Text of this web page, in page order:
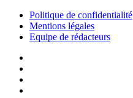
Politique de confidentialité
Mentions légales
Equipe de rédacteurs